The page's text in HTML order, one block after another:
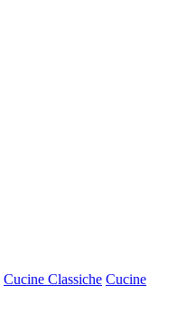
Cucine Classiche Cucine